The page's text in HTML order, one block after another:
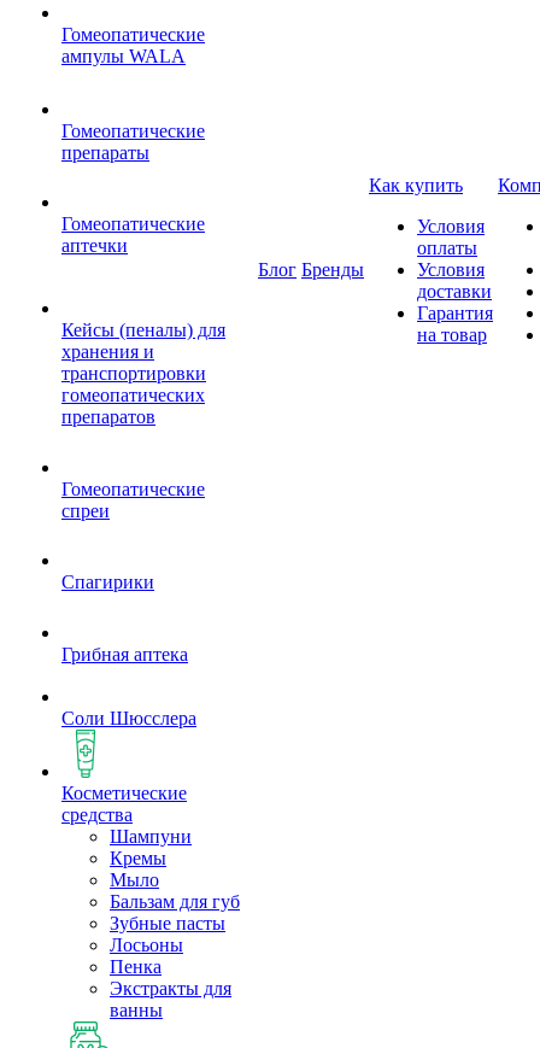
Гомеопатические
ампулы WALA
Гомеопатические
препараты
Гомеопатические
аптечки
Кейсы (пеналы) для
хранения и
транспортировки
гомеопатических
препаратов
Гомеопатические
спреи
Спагирики
Грибная аптека
Соли Шюсслера
Косметические
средства
Шампуни
Кремы
Мыло
Бальзам для губ
Зубные пасты
Лосьоны
Пенка
Экстракты для
ванны
Блог Бренды
Как купить
Условия
оплаты
Условия
доставки
Гарантия
на товар